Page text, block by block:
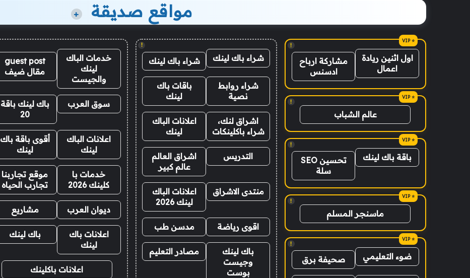
مواقع صديقة +
!
اول اثنين ريادة
اعمال
مشاركة ارباح
ادسنس
!
عالم الشباب
!
باقة باك لينك
تحسين SEO
سلة
!
ماسنجر المسلم
!
ضوء التعليمي صحيفة برق
!
شراء باك لينك شراء باك لينك
شراء روابط
نصية
باقات باك
لينك
اشراق لنك،
شراء باكلينكات
اعلانات الباك
لينك
التدريس
اشراق العالم
عالم كبير
منتدى الاشراق
اعلانات الباك
لينك 2026
اقوى رياضة مدسن طب
باك لينك
وجيست
بوست
مصادر التعليم
خدمات الباك
لينك
والجيست
guest post
مقال ضيف
سوق العرب
باك لينك باقة
20
اعلانات الباك
لينك
أقوى باقة باك
لينك
خدمات با
كلينك 2026
موقع تجاربنا
تجارب الحياه
ديوان العرب مشاريع
اعلانات باك
لينك
باك لينك
اعلانات باكلينك